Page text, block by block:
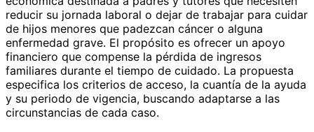
reducir su jornada laboral o dejar de trabajar para cuidar
de hijos menores que padezcan cáncer o alguna
enfermedad grave. El propósito es ofrecer un apoyo
financiero que compense la pérdida de ingresos
familiares durante el tiempo de cuidado. La propuesta
especifica los criterios de acceso, la cuantía de la ayuda
y su periodo de vigencia, buscando adaptarse a las
circunstancias de cada caso.